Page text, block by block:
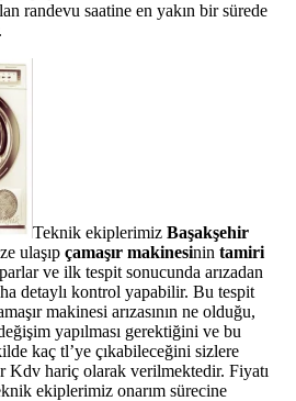
randevu saatine en yakın bir sürede
Teknik ekiplerimiz Başakşehir
ulaşıp çamaşır makinesinin tamiri
ve ilk tespit sonucunda arızadan
detaylı kontrol yapabilir. Bu tespit
makinesi arızasının ne olduğu,
yapılması gerektiğini ve bu
kaç tl’ye çıkabileceğini sizlere
Kdv hariç olarak verilmektedir. Fiyatı
ekiplerimiz onarım sürecine